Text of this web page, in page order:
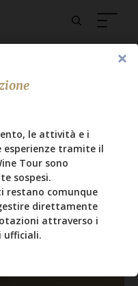
le attività e i
esperienze tramite il
Tour sono
sospesi.
restano comunque
direttamente
attraverso i
zone
visitare in